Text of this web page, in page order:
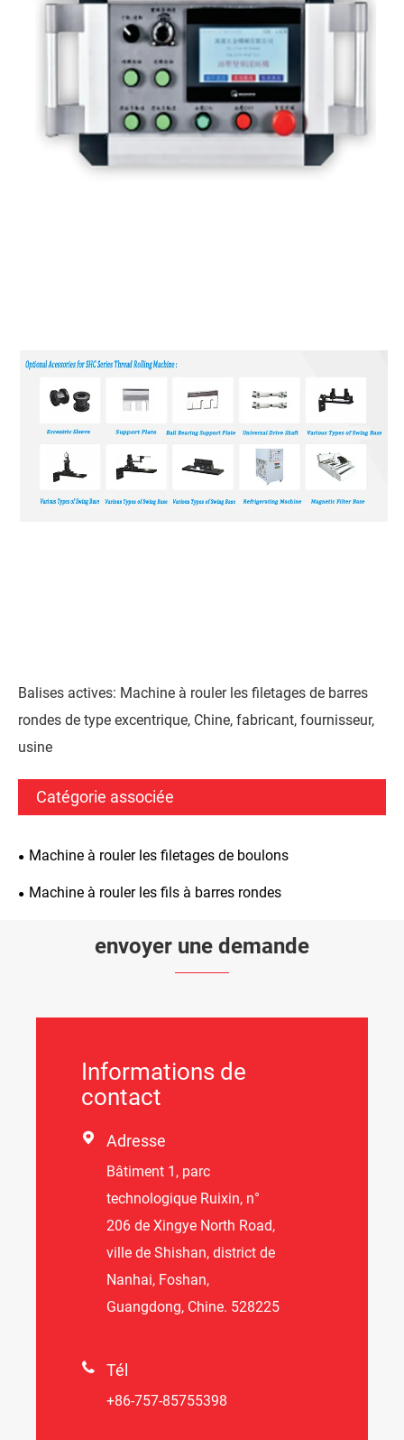
Balises actives: Machine à rouler les filetages de barres
rondes de type excentrique, Chine, fabricant, fournisseur,
usine
Catégorie associée
Machine à rouler les filetages de boulons
Machine à rouler les fils à barres rondes
envoyer une demande
Informations de
contact
 Adresse
Bâtiment 1, parc
technologique Ruixin, n°
206 de Xingye North Road,
ville de Shishan, district de
Nanhai, Foshan,
Guangdong, Chine. 528225
 Tél
+86-757-85755398